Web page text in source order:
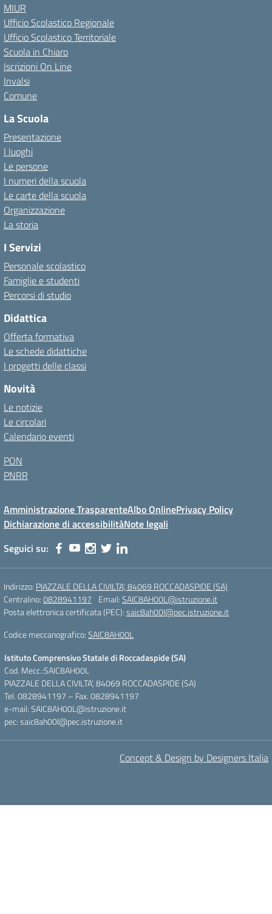
MIUR
Ufficio Scolastico Regionale
Ufficio Scolastico Territoriale
Scuola in Chiaro
Iscrizioni On Line
Invalsi
Comune
La Scuola
Presentazione
I luoghi
Le persone
I numeri della scuola
Le carte della scuola
Organizzazione
La storia
I Servizi
Personale scolastico
Famiglie e studenti
Percorsi di studio
Didattica
Offerta formativa
Le schede didattiche
I progetti delle classi
Novità
Le notizie
Le circolari
Calendario eventi
PON
PNRR
Amministrazione TrasparenteAlbo OnlinePrivacy Policy
Dichiarazione di accessibilitàNote legali
Seguici su:
Indirizzo: PIAZZALE DELLA CIVILTA', 84069 ROCCADASPIDE (SA)
Centralino:0828941197 Email:SAIC8AH00L@istruzione.it
Posta elettronica certificata (PEC):saic8ah00l@pec.istruzione.it
Codice meccanografico:SAIC8AH00L
Istituto Comprensivo Statale di Roccadaspide (SA)
Cod. Mecc.:SAIC8AH00L
PIAZZALE DELLA CIVILTA', 84069 ROCCADASPIDE (SA)
Tel. 0828941197 – Fax. 0828941197
e-mail: SAIC8AH00L@istruzione.it
pec: saic8ah00l@pec.istruzione.it
Concept & Design by Designers Italia